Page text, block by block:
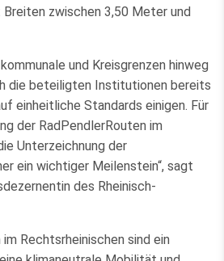
zwischen 3,50 Meter und
und Kreisgrenzen hinweg
die beteiligten Institutionen bereits
einheitliche Standards einigen. Für
der RadPendlerRouten im
Unterzeichnung der
ein wichtiger Meilenstein“, sagt
des Rheinisch-
Rechtsrheinischen sind ein